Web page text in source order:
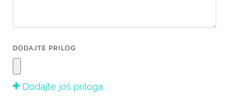
DODAJTE PRILOG
Dodajte još priloga